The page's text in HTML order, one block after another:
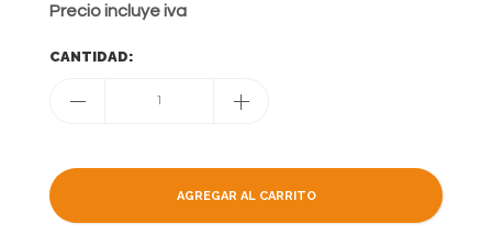
Precio incluye iva
CANTIDAD:
1
AGREGAR AL CARRITO